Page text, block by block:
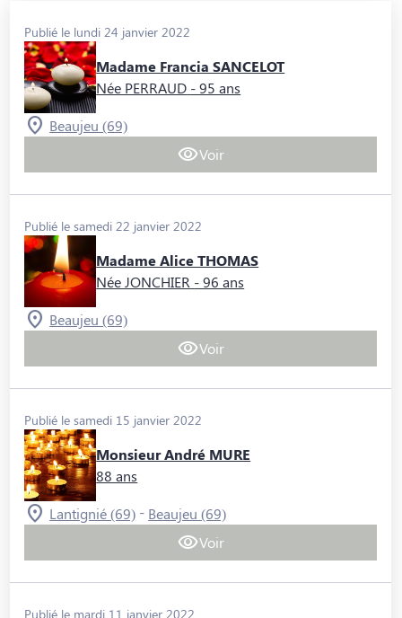
Publié le lundi 24 janvier 2022
Madame Francia SANCELOT
Née PERRAUD - 95 ans
Beaujeu (69)
Voir
Publié le samedi 22 janvier 2022
Madame Alice THOMAS
Née JONCHIER - 96 ans
Beaujeu (69)
Voir
Publié le samedi 15 janvier 2022
Monsieur André MURE
88 ans
Lantignié (69) - Beaujeu (69)
Voir
Publié le mardi 11 janvier 2022